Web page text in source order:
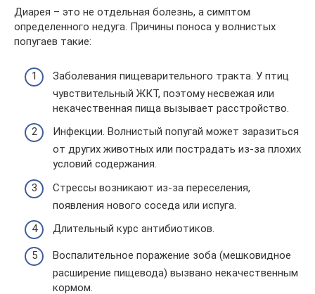
Диарея – это не отдельная болезнь, а симптом
определенного недуга. Причины поноса у волнистых
попугаев такие:
Заболевания пищеварительного тракта. У птиц
чувствительный ЖКТ, поэтому несвежая или
некачественная пища вызывает расстройство.
Инфекции. Волнистый попугай может заразиться
от других животных или пострадать из-за плохих
условий содержания.
Стрессы возникают из-за переселения,
появления нового соседа или испуга.
Длительный курс антибиотиков.
Воспалительное поражение зоба (мешковидное
расширение пищевода) вызвано некачественным
кормом.